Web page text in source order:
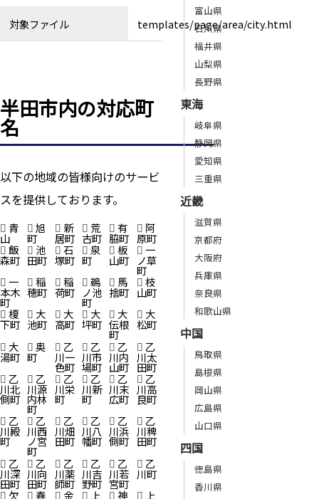
対象ファイル templates/page/area/city.html
半田市内の対応町
名
以下の地域の皆様向けのサービ
スを提供しております。
青
山
旭
町
新
居町
荒
古町
有
脇町
阿
原町
飯
森町
池
田町
石
塚町
泉
町
板
山町
一
ノ草
町
一
本木
町
稲
穂町
稲
荷町
鵜
ノ池
町
馬
捨町
枝
山町
榎
下町
大
池町
大
高町
大
坪町
大
伝根
町
大
松町
大
湯町
奥
町
乙
川一
色町
乙
川市
場町
乙
川内
山町
乙
川太
田町
乙
川北
側町
乙
川源
内林
町
乙
川栄
町
乙
川新
町
乙
川末
広町
乙
川高
良町
乙
川殿
町
乙
川西
ノ宮
町
乙
川畑
田町
乙
川八
幡町
乙
川浜
側町
乙
川稗
田町
乙
川深
田町
乙
川向
田町
乙
川薬
師町
乙
川吉
野町
乙
川若
宮町
乙
川町
欠
春 金 上 神 上
富山県
石川県
福井県
山梨県
長野県
東海
岐阜県
静岡県
愛知県
三重県
近畿
滋賀県
京都府
大阪府
兵庫県
奈良県
和歌山県
中国
鳥取県
島根県
岡山県
広島県
山口県
四国
徳島県
香川県